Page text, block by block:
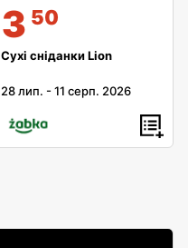
3 50
Сухі сніданки Lion
28 лип. -11 серп. 2026